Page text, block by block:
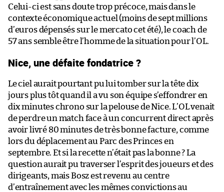
Celui-ci est sans doute trop précoce, mais dans le
contexte économique actuel (moins de sept millions
d’euros dépensés sur le mercato cet été), le coach de
57 ans semble être l’homme de la situation pour l’OL.
Nice, une défaite fondatrice ?
Le ciel aurait pourtant pu lui tomber sur la tête dix
jours plus tôt quand il a vu son équipe s’effondrer en
dix minutes chrono sur la pelouse de Nice. L’OL venait
de perdre un match face à un concurrent direct après
avoir livré 80 minutes de très bonne facture, comme
lors du déplacement au Parc des Princes en
septembre. Et si la recette n’était pas la bonne ? La
question aurait pu traverser l’esprit des joueurs et des
dirigeants, mais Bosz est revenu au centre
d’entraînement avec les mêmes convictions au